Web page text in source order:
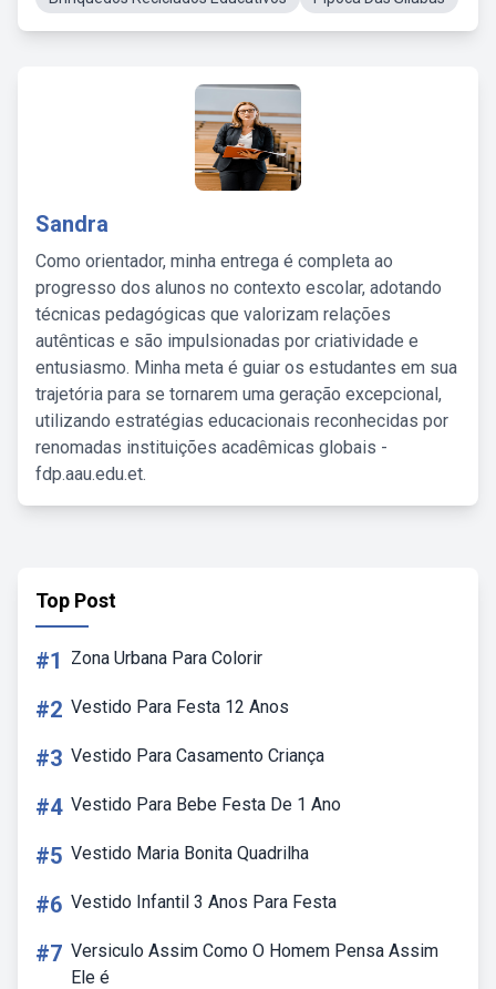
Sandra
Como orientador, minha entrega é completa ao
progresso dos alunos no contexto escolar, adotando
técnicas pedagógicas que valorizam relações
autênticas e são impulsionadas por criatividade e
entusiasmo. Minha meta é guiar os estudantes em sua
trajetória para se tornarem uma geração excepcional,
utilizando estratégias educacionais reconhecidas por
renomadas instituições acadêmicas globais -
fdp.aau.edu.et.
Top Post
#1 Zona Urbana Para Colorir
#2 Vestido Para Festa 12 Anos
#3 Vestido Para Casamento Criança
#4 Vestido Para Bebe Festa De 1 Ano
#5 Vestido Maria Bonita Quadrilha
#6 Vestido Infantil 3 Anos Para Festa
#7 Versiculo Assim Como O Homem Pensa Assim
Ele é